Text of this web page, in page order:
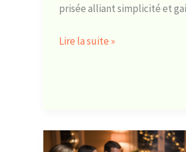
prisée alliant simplicité et
Lire la suite »
Accompagnement